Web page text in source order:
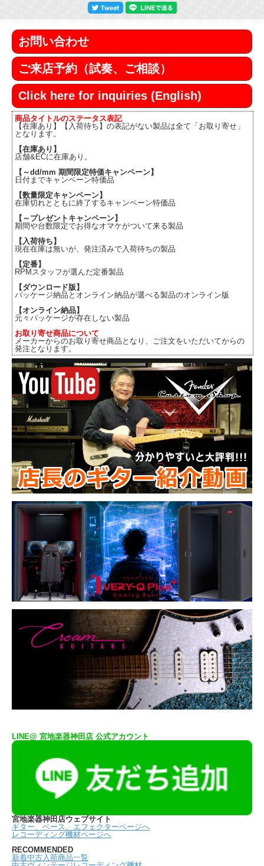
お問い合わせ
ご来店予約（試奏、ご相談）
Click here for inquiries (English)
商品タイトルのステータス表記
【在庫あり】【入荷待ち】の表記がない製品は全て「お取り寄せ」
となります。
【在庫あり】
店舗&ECに在庫あり。
【～dd/mm 期間限定特価キャンペーン】
日付までキャンペーン特価品
【数量限定キャンペーン】
在庫切れとともに終了するキャンペーン特価品
【～プレゼントキャンペーン】
期間や台数限定でお得なオマケがついて来る製品
【入荷待ち】
現在在庫は無いが、発注済みで入荷待ちの製品
【定番】
RPMスタッフが選んだ定番製品
【ダウンロード版】
パッケージ納品とオンライン納品が選べる製品のオンライン版
【オンライン納品】
元々パッケージが存在しない製品
お取り寄せ商品について
メーカーからのお取り寄せ商品となり、ご注文をいただいてからの
発注となります。
LINE@ 宮地楽器神田店 公式アカウント
宮地楽器神田店ウェブサイト
ギター、ベース、エフェクターページへ
レコーディング機材ページへ
RECOMMENDED
新着中古入荷商品一覧